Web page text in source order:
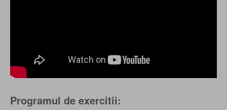
Programul de exercitii: